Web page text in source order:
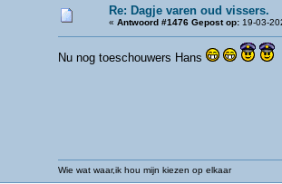
Re: Dagje varen oud vissers.
« Antwoord #1476 Gepost op: 19-03-
Nu nog toeschouwers Hans
Wie wat waar,ik hou mijn kiezen op elkaar